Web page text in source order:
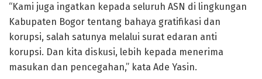
“Kami juga ingatkan kepada seluruh ASN di lingkungan
Kabupaten Bogor tentang bahaya gratifikasi dan
korupsi, salah satunya melalui surat edaran anti
korupsi. Dan kita diskusi, lebih kepada menerima
masukan dan pencegahan,” kata Ade Yasin.